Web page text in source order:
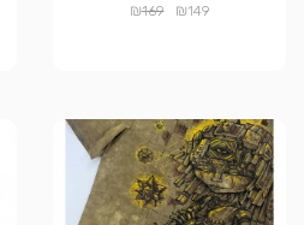
₪149
₪169